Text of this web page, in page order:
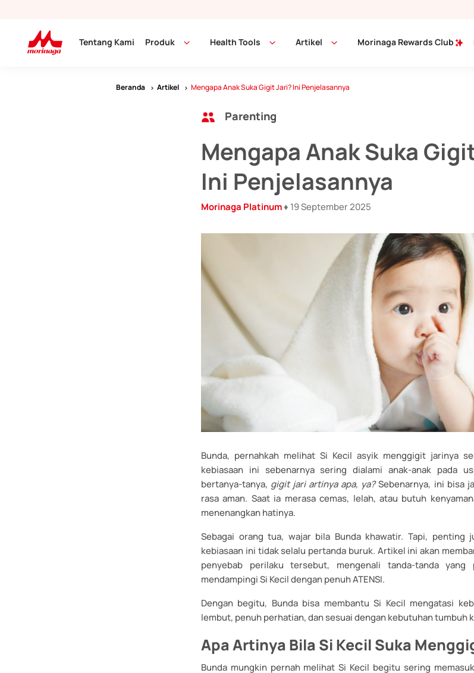
Tentang Kami Produk Health Tools Artikel Morinaga Rewards Club
Beranda Artikel Mengapa Anak Suka Gigit Jari? Ini Penjelasannya
Parenting
Mengapa Anak Suka
Ini Penjelasannya
Morinaga Platinum♦ 19 September 2025
Bunda, pernahkah melihat Si Kecil asyik menggigit jarinya
kebiasaan ini sebenarnya sering dialami anak-anak pada
bertanya-tanya, gigit jari artinya apa, ya?Sebenarnya, ini bisa
rasa aman. Saat ia merasa cemas, lelah, atau butuh
menenangkan hatinya.
Sebagai orang tua, wajar bila Bunda khawatir. Tapi, penting
kebiasaan ini tidak selalu pertanda buruk. Artikel ini akan
penyebab perilaku tersebut, mengenali tanda-tanda
mendampingi Si Kecil dengan penuh ATENSI.
Dengan begitu, Bunda bisa membantu Si Kecil mengatasi
lembut, penuh perhatian, dan sesuai dengan kebutuhan tumbuh
Apa Artinya Bila Si Kecil Suka
Bunda mungkin pernah melihat Si Kecil begitu sering